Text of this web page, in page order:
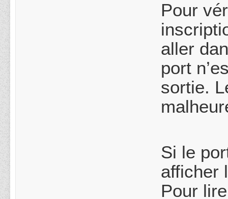
Pour
aller
port
sortie.
Si le
afficher
Pour